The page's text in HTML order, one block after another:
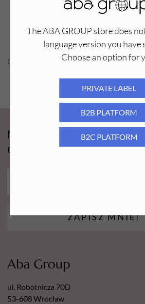
The ABA GROUP store does
language version you have
Choose an option for
PRIVATE LABEL
B2B PLATFORM
B2C PLATFORM
Okulary ochronne pyłoszczelne zielone
PLN
Newsy Aba Group!
Bądź na bieżąco i łap promocję tylko dla
ZAPISZ MNIE!
Aba Group
ul. Robotnicza 70D
53-608 Wrocław